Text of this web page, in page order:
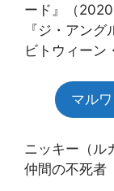
ード』（
『ジ・アン
ビトウィーン
マル
ニッキー（ル
仲間の不死者